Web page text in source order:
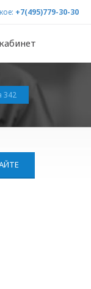
+7(495)779-30-30
342